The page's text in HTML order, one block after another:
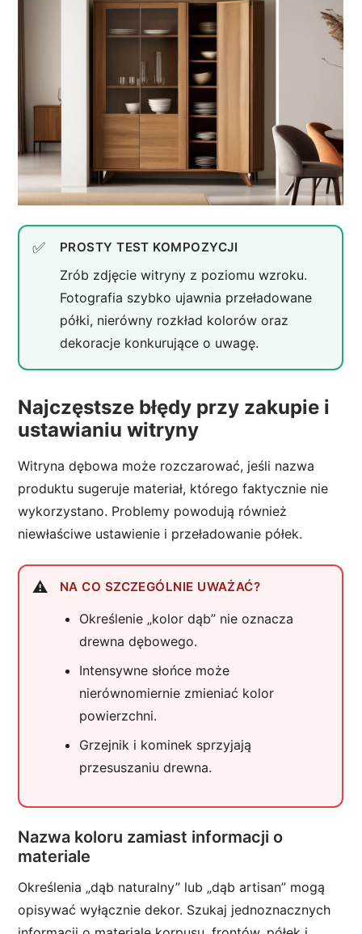
PROSTY TEST KOMPOZYCJI
Zrób zdjęcie witryny z poziomu wzroku.
Fotografia szybko ujawnia przeładowane
półki, nierówny rozkład kolorów oraz
dekoracje konkurujące o uwagę.
Najczęstsze błędy przy zakupie i
ustawianiu witryny
Witryna dębowa może rozczarować, jeśli nazwa
produktu sugeruje materiał, którego faktycznie nie
wykorzystano. Problemy powodują również
niewłaściwe ustawienie i przeładowanie półek.
NA CO SZCZEGÓLNIE UWAŻAĆ?
Określenie „kolor dąb” nie oznacza
drewna dębowego.
Intensywne słońce może
nierównomiernie zmieniać kolor
powierzchni.
Grzejnik i kominek sprzyjają
przesuszaniu drewna.
Nazwa koloru zamiast informacji o
materiale
Określenia „dąb naturalny” lub „dąb artisan” mogą
opisywać wyłącznie dekor. Szukaj jednoznacznych